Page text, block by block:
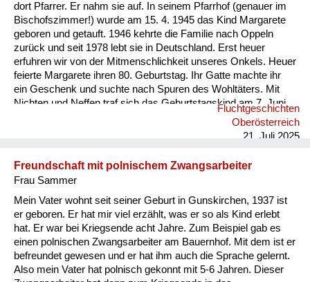
dort Pfarrer. Er nahm sie auf. In seinem Pfarrhof (genauer im
Bischofszimmer!) wurde am 15. 4. 1945 das Kind Margarete
geboren und getauft. 1946 kehrte die Familie nach Oppeln
zurück und seit 1978 lebt sie in Deutschland. Erst heuer
erfuhren wir von der Mitmenschlichkeit unseres Onkels. Heuer
feierte Margarete ihren 80. Geburtstag. Ihr Gatte machte ihr
ein Geschenk und suchte nach Spuren des Wohltäters. Mit
Nichten und Neffen traf sich das Geburtstagskind am 7. Juni
2025 an dessen Grab (Pfarre Rannariedl, Pühret 4143
Fluchtgeschichten
Oberösterreich
21. Juli 2025
Freundschaft mit polnischem Zwangsarbeiter
Frau Sammer
Mein Vater wohnt seit seiner Geburt in Gunskirchen, 1937 ist
er geboren. Er hat mir viel erzählt, was er so als Kind erlebt
hat. Er war bei Kriegsende acht Jahre. Zum Beispiel gab es
einen polnischen Zwangsarbeiter am Bauernhof. Mit dem ist er
befreundet gewesen und er hat ihm auch die Sprache gelernt.
Also mein Vater hat polnisch gekonnt mit 5-6 Jahren. Dieser